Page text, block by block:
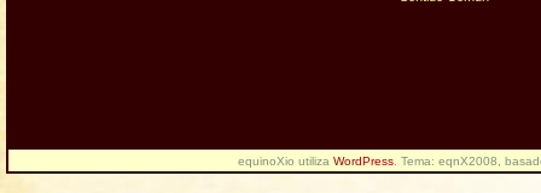
equinoXio utiliza WordPress . Tema: eqnX2008,